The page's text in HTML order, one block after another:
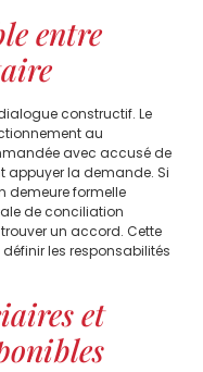
entre
constructif. Le
au
avec accusé de
appuyer la demande. Si
demeure formelle
de conciliation
un accord. Cette
les responsabilités
et